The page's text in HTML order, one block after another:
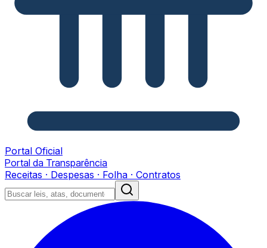
Portal Oficial
Portal da Transparência
Receitas · Despesas · Folha · Contratos